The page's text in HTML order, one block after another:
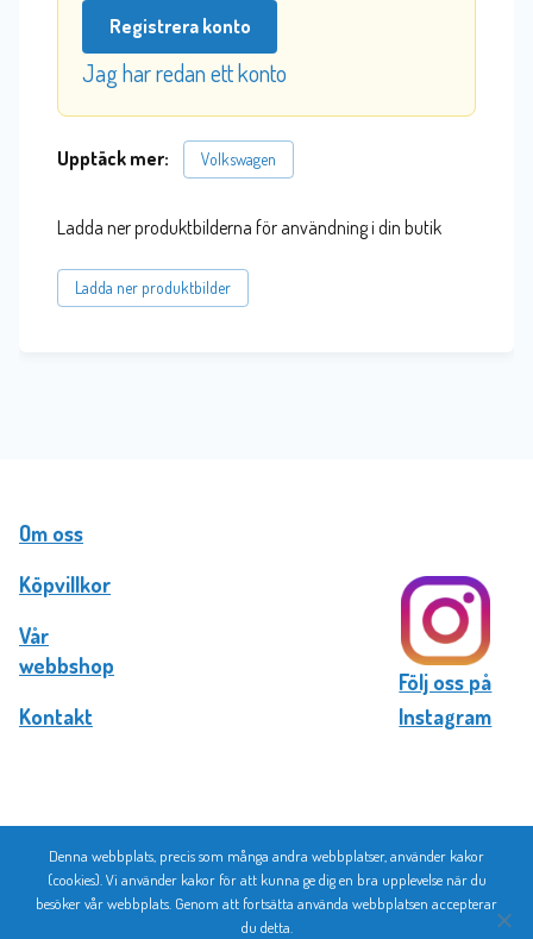
Registrera konto
Jag har redan ett konto
Upptäck mer: Volkswagen
Ladda ner produktbilderna för användning i din butik
Ladda ner produktbilder
Om oss
Köpvillkor
Vår
webbshop
Kontakt
Följ oss på
Instagram
© 2026 Bromma Kortförlag
Denna webbplats, precis som många andra webbplatser, använder kakor
(cookies). Vi använder kakor för att kunna ge dig en bra upplevelse när du
besöker vår webbplats. Genom att fortsätta använda webbplatsen accepterar
du detta.